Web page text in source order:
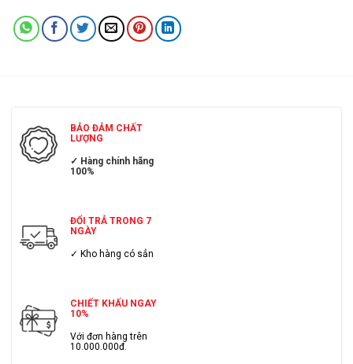
BẢO ĐẢM CHẤT
LƯỢNG
✓ Hàng chính hãng
100%
ĐỔI TRẢ TRONG 7
NGÀY
✓ Kho hàng có sẳn
CHIẾT KHẤU NGAY
10%
Với đơn hàng trên
10.000.000đ.